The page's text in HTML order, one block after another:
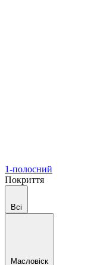
1-полосний
Покриття
Всі
Масловіск